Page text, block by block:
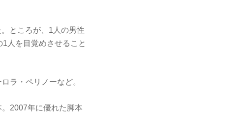
ところが、1人の男性
人を目覚めさせること
ラ・ペリノーなど。
2007年に優れた脚本